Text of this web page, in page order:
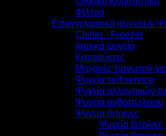
Φίλτρα
Επαγγελματικά ψυγεία &
Chiller - Freezer
Ιατρικά ψυγεία
Καταψύκτες
Μηχανές παγωτού-
Ψυγεία self service
Ψυγεία αλλαντικών-
Ψυγεία ανθοπωλείου
Ψυγεία βιτρίνες
Ψυγεία